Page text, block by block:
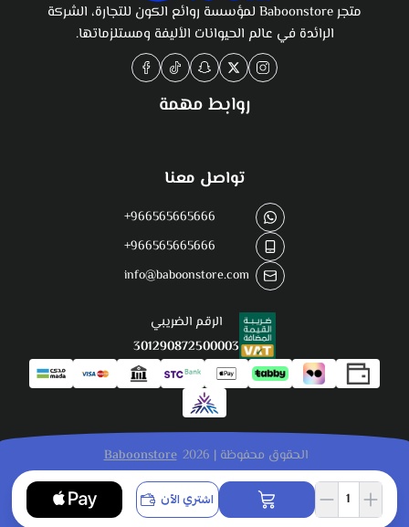
اشتري الآن
متجر Baboonstore لمؤسسة روائع الكون للتجارة، الشركة
الرائدة في عالم الحيوانات الأليفة ومستلزماتها.
روابط مهمة
تواصل معنا
+966565665666
+966565665666
info@baboonstore.com
الرقم الضريبي
301290872500003
الحقوق محفوظة | 2026 Baboonstore